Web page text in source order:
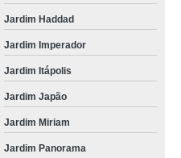
Jardim Haddad
Jardim Imperador
Jardim Itápolis
Jardim Japão
Jardim Miriam
Jardim Panorama